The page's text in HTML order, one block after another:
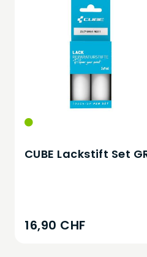
CUBE Lackstift Set
16,90 CHF